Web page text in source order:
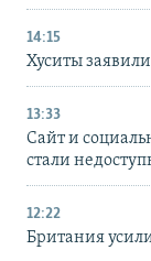
14:15
Хуситы
13:33
Сайт и
стали
12:22
Британия